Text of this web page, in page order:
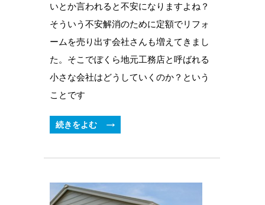
いとか言われると不安になりますよね？
そういう不安解消のために定額でリフォ
ームを売り出す会社さんも増えてきまし
た。そこでぼくら地元工務店と呼ばれる
小さな会社はどうしていくのか？という
ことです
続きをよむ